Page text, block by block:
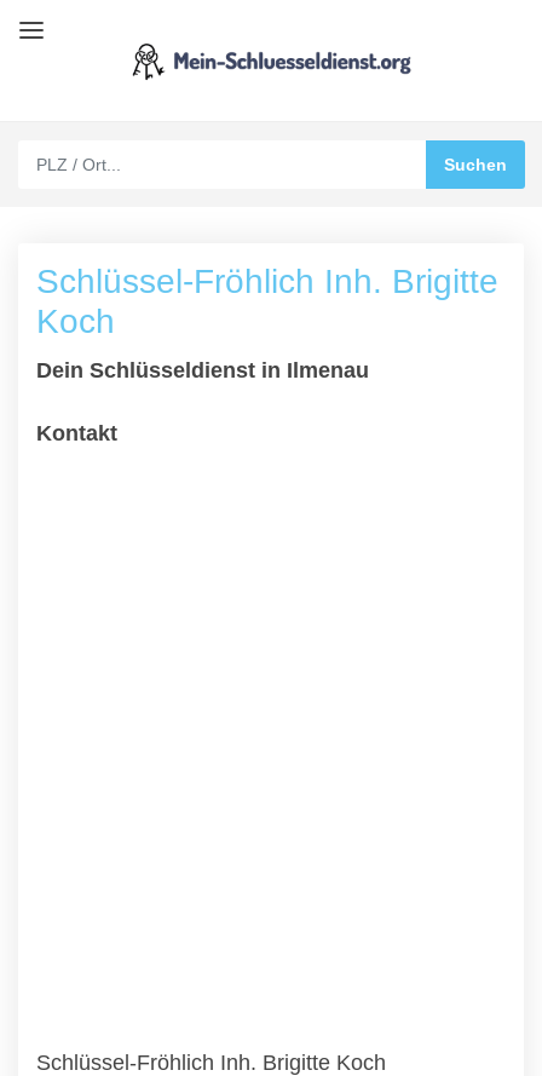
Schlüssel-Fröhlich Inh. Brigitte
Koch
Dein Schlüsseldienst in Ilmenau
Kontakt
Schlüssel-Fröhlich Inh. Brigitte Koch